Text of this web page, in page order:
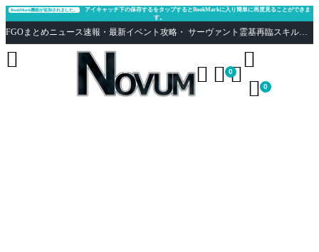
BookMark機能が追加されました。
アイキャッチ下の保存するをタップするとBookMarkに入り簡単に再度見ることができま
す。
FGOまとめニュース速報・最新イベント攻略・ サーヴァント霊基再臨スキル性能評価まとめ Fate/Grand Order
  0

 0
